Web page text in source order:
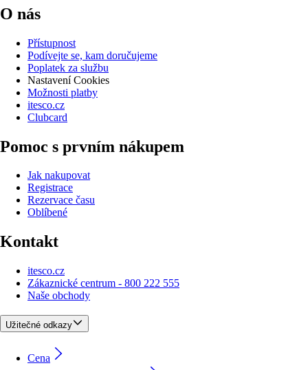
O nás
Přístupnost
Podívejte se, kam doručujeme
Poplatek za službu
Nastavení Cookies
Možnosti platby
itesco.cz
Clubcard
Pomoc s prvním nákupem
Jak nakupovat
Registrace
Rezervace času
Oblíbené
Kontakt
itesco.cz
Zákaznické centrum - 800 222 555
Naše obchody
Užitečné odkazy
Cena